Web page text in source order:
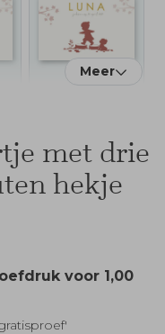
Meer
met drie
hekje
voor 1,00